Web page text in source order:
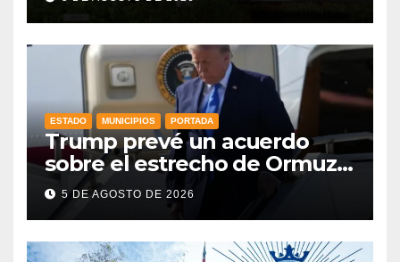
Nacional a la que se suma
ESTADO MUNICIPIOS PORTADA
Trump prevé un acuerdo
sobre el estrecho de Ormuz
esta misma semana
5 DE AGOSTO DE 2026